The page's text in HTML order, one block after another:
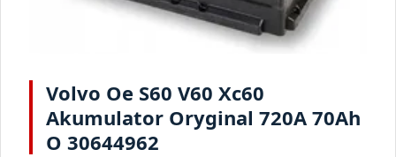
Volvo Oe S60 V60 Xc60
Akumulator Oryginal 720A 70Ah
O 30644962